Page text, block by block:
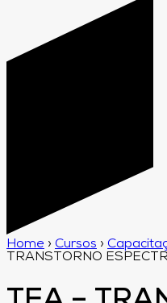
Home › Cursos ›
TRANSTORNO